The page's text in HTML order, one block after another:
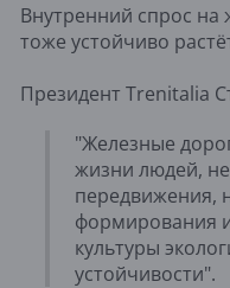
Внутренний спрос на
тоже устойчиво
Президент Trenitalia
"Железные
жизни людей, не
передвижения,
формирования
культуры
устойчивости".